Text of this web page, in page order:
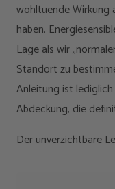
wohltuende Wirkung
haben.
Lage als wir
Standort zu
Anleitung ist
Abdeckung, die
Der unverzichtbare